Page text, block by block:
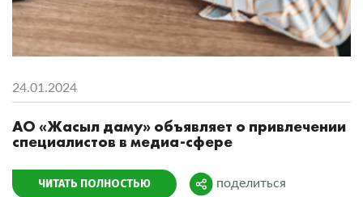
24.01.2024
АО «Жасыл даму» объявляет о привлечении
специалистов в медиа-сфере
ЧИТАТЬ ПОЛНОСТЬЮ Поделиться
поделиться